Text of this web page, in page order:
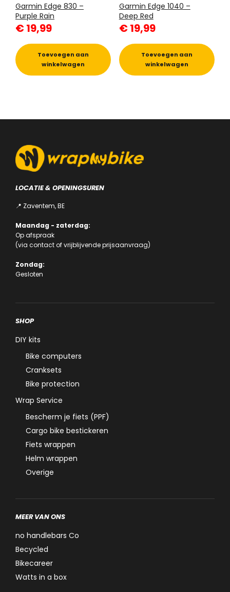
Garmin Edge 830 –
Purple Rain
€19,99
Toevoegen aan
winkelwagen
Garmin Edge 1040 –
Deep Red
€19,99
Toevoegen aan
winkelwagen
LOCATIE & OPENINGSUREN
📍 Zaventem, BE
Maandag - zaterdag:
Op afspraak
(via contactofvrijblijvende prijsaanvraag)
Zondag:
Gesloten
SHOP
DIY kits
Bike computers
Cranksets
Bike protection
Wrap Service
Bescherm je fiets (PPF)
Cargo bike bestickeren
Fiets wrappen
Helm wrappen
Overige
MEER VAN ONS
no handlebars Co
Becycled
Bikecareer
Watts in a box